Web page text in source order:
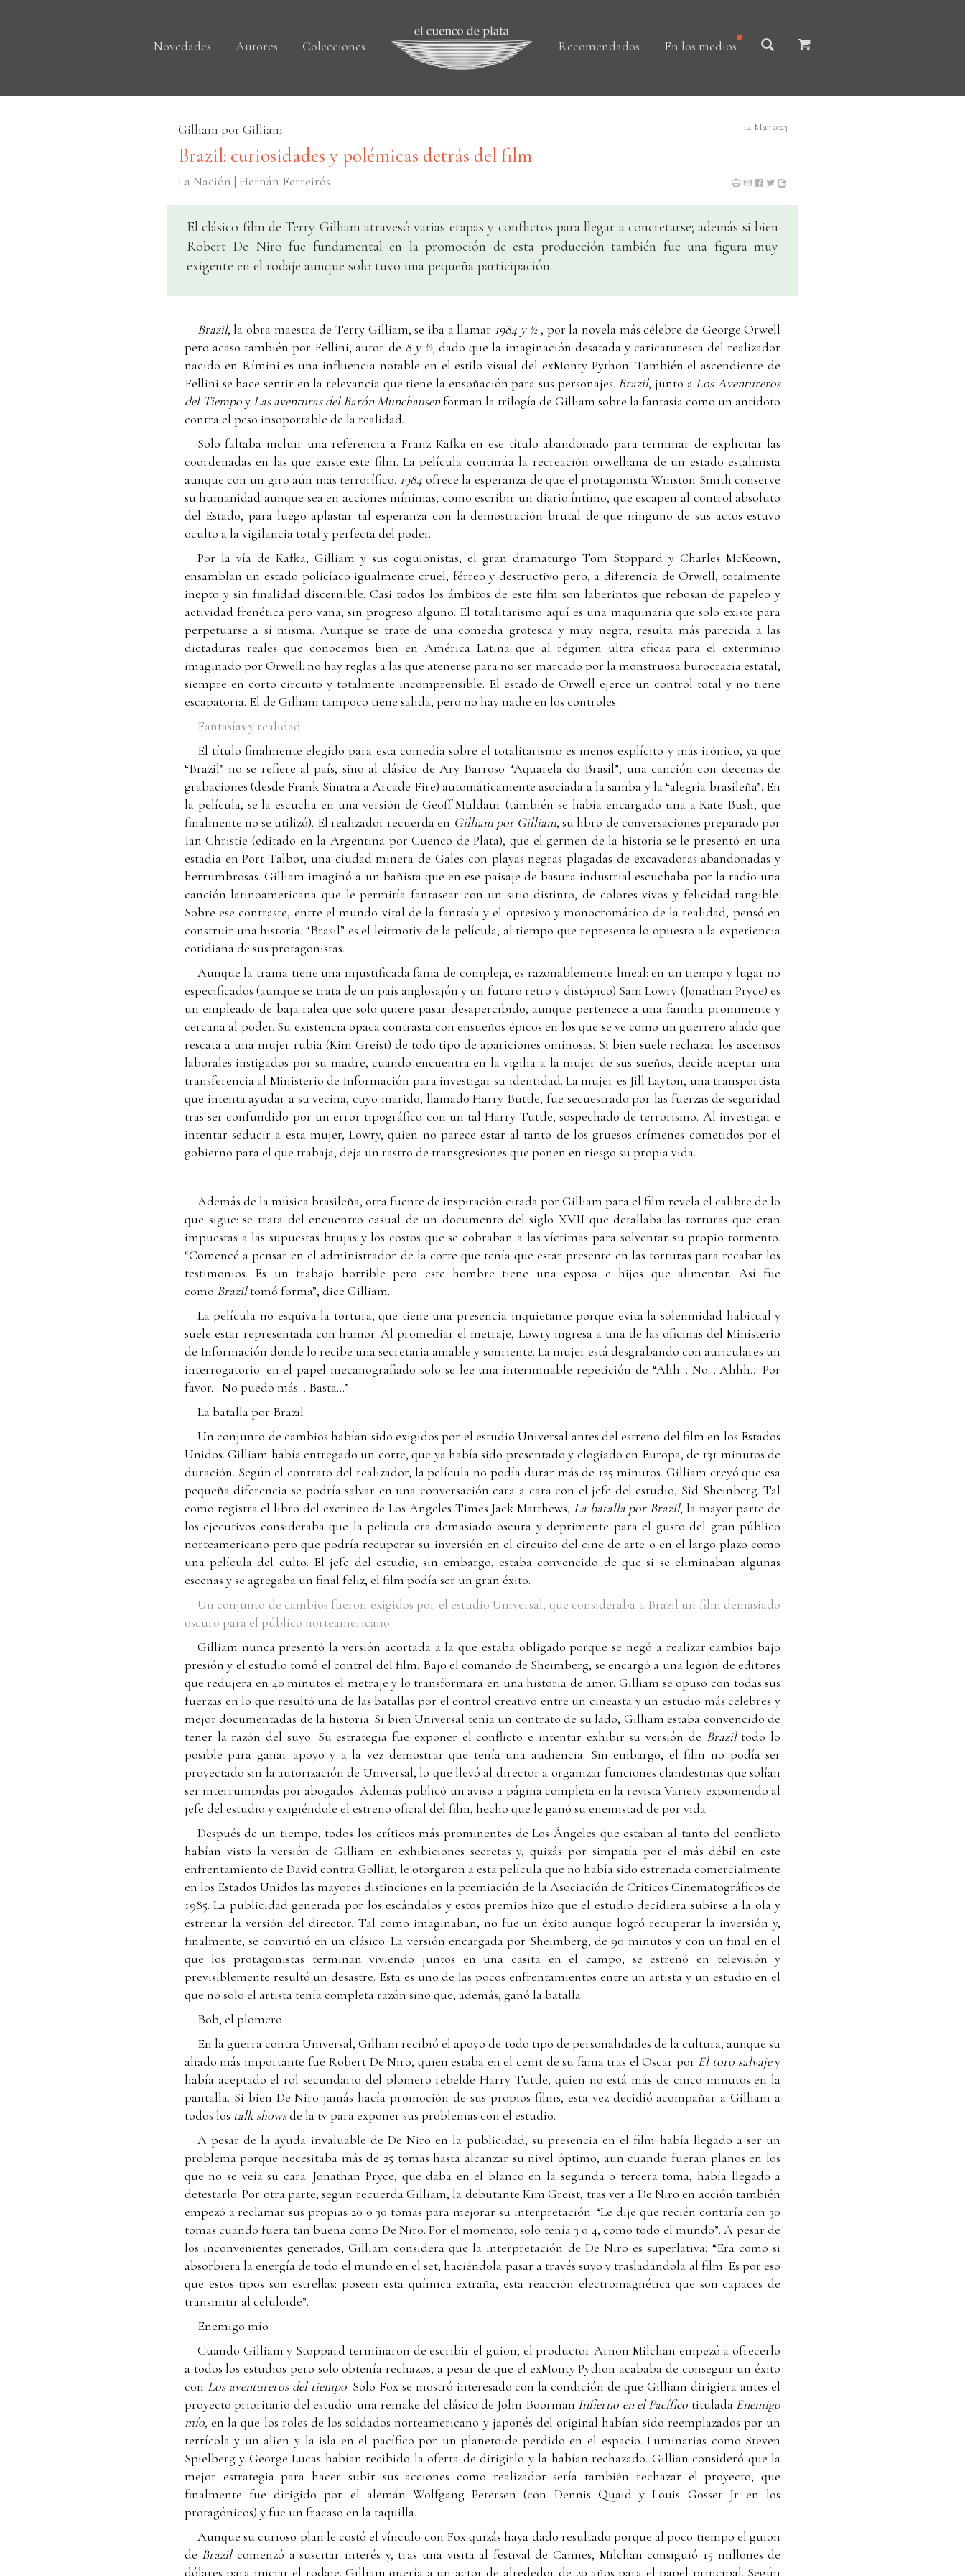
Novedades Autores Colecciones Recomendados En los medios
Gilliam por Gilliam 14 Mar 2023
Brazil: curiosidades y polémicas detrás del film
La Nación | Hernán Ferreirós
El clásico film de Terry Gilliam atravesó varias etapas y conflictos para llegar a concretarse; además si bien
Robert De Niro fue fundamental en la promoción de esta producción también fue una figura muy
exigente en el rodaje aunque solo tuvo una pequeña participación.
Brazil, la obra maestra de Terry Gilliam, se iba a llamar 1984 y ½, por la novela más célebre de George Orwell
pero acaso también por Fellini, autor de 8 y ½,dado que la imaginación desatada y caricaturesca del realizador
nacido en Rímini es una influencia notable en el estilo visual del exMonty Python. También el ascendiente de
Fellini se hace sentir en la relevancia que tiene la ensoñación para sus personajes. Brazil, junto a Los Aventureros
del Tiempoy Las aventuras del Barón Munchausenforman la trilogía de Gilliam sobre la fantasía como un antídoto
contra el peso insoportable de la realidad.
Solo faltaba incluir una referencia a Franz Kafka en ese título abandonado para terminar de explicitar las
coordenadas en las que existe este film. La película continúa la recreación orwelliana de un estado estalinista
aunque con un giro aún más terrorífico. 1984 ofrece la esperanza de que el protagonista Winston Smith conserve
su humanidad aunque sea en acciones mínimas, como escribir un diario íntimo, que escapen al control absoluto
del Estado, para luego aplastar tal esperanza con la demostración brutal de que ninguno de sus actos estuvo
oculto a la vigilancia total y perfecta del poder.
Por la vía de Kafka, Gilliam y sus coguionistas, el gran dramaturgo Tom Stoppard y Charles McKeown,
ensamblan un estado policíaco igualmente cruel, férreo y destructivo pero, a diferencia de Orwell, totalmente
inepto y sin finalidad discernible. Casi todos los ámbitos de este film son laberintos que rebosan de papeleo y
actividad frenética pero vana, sin progreso alguno. El totalitarismo aquí es una maquinaria que solo existe para
perpetuarse a sí misma. Aunque se trate de una comedia grotesca y muy negra, resulta más parecida a las
dictaduras reales que conocemos bien en América Latina que al régimen ultra eficaz para el exterminio
imaginado por Orwell: no hay reglas a las que atenerse para no ser marcado por la monstruosa burocracia estatal,
siempre en corto circuito y totalmente incomprensible. El estado de Orwell ejerce un control total y no tiene
escapatoria. El de Gilliam tampoco tiene salida, pero no hay nadie en los controles.
Fantasías y realidad
El título finalmente elegido para esta comedia sobre el totalitarismo es menos explícito y más irónico, ya que
“Brazil” no se refiere al país, sino al clásico de Ary Barroso “Aquarela do Brasil”, una canción con decenas de
grabaciones (desde Frank Sinatra a Arcade Fire) automáticamente asociada a la samba y la “alegría brasileña”. En
la película, se la escucha en una versión de Geoff Muldaur (también se había encargado una a Kate Bush, que
finalmente no se utilizó). El realizador recuerda en Gilliam por Gilliam, su libro de conversaciones preparado por
Ian Christie (editado en la Argentina por Cuenco de Plata), que el germen de la historia se le presentó en una
estadia en Port Talbot, una ciudad minera de Gales con playas negras plagadas de excavadoras abandonadas y
herrumbrosas. Gilliam imaginó a un bañista que en ese paisaje de basura industrial escuchaba por la radio una
canción latinoamericana que le permitía fantasear con un sitio distinto, de colores vivos y felicidad tangible.
Sobre ese contraste, entre el mundo vital de la fantasía y el opresivo y monocromático de la realidad, pensó en
construir una historia. “Brasil” es el leitmotiv de la película, al tiempo que representa lo opuesto a la experiencia
cotidiana de sus protagonistas.
Aunque la trama tiene una injustificada fama de compleja, es razonablemente lineal: en un tiempo y lugar no
especificados (aunque se trata de un país anglosajón y un futuro retro y distópico) Sam Lowry (Jonathan Pryce) es
un empleado de baja ralea que solo quiere pasar desapercibido, aunque pertenece a una familia prominente y
cercana al poder. Su existencia opaca contrasta con ensueños épicos en los que se ve como un guerrero alado que
rescata a una mujer rubia (Kim Greist) de todo tipo de apariciones ominosas. Si bien suele rechazar los ascensos
laborales instigados por su madre, cuando encuentra en la vigilia a la mujer de sus sueños, decide aceptar una
transferencia al Ministerio de Información para investigar su identidad. La mujer es Jill Layton, una transportista
que intenta ayudar a su vecina, cuyo marido, llamado Harry Buttle, fue secuestrado por las fuerzas de seguridad
tras ser confundido por un error tipográfico con un tal Harry Tuttle, sospechado de terrorismo. Al investigar e
intentar seducir a esta mujer, Lowry, quien no parece estar al tanto de los gruesos crímenes cometidos por el
gobierno para el que trabaja, deja un rastro de transgresiones que ponen en riesgo su propia vida.
Además de la música brasileña, otra fuente de inspiración citada por Gilliam para el film revela el calibre de lo
que sigue: se trata del encuentro casual de un documento del siglo XVII que detallaba las torturas que eran
impuestas a las supuestas brujas y los costos que se cobraban a las víctimas para solventar su propio tormento.
“Comencé a pensar en el administrador de la corte que tenía que estar presente en las torturas para recabar los
testimonios. Es un trabajo horrible pero este hombre tiene una esposa e hijos que alimentar. Así fue
como Braziltomó forma”, dice Gilliam.
La película no esquiva la tortura, que tiene una presencia inquietante porque evita la solemnidad habitual y
suele estar representada con humor. Al promediar el metraje, Lowry ingresa a una de las oficinas del Ministerio
de Información donde lo recibe una secretaria amable y sonriente. La mujer está desgrabando con auriculares un
interrogatorio: en el papel mecanografiado solo se lee una interminable repetición de “Ahh... No... Ahhh... Por
favor... No puedo más... Basta...”
La batalla por Brazil
Un conjunto de cambios habían sido exigidos por el estudio Universal antes del estreno del film en los Estados
Unidos. Gilliam había entregado un corte, que ya había sido presentado y elogiado en Europa, de 131 minutos de
duración. Según el contrato del realizador, la película no podía durar más de 125 minutos. Gilliam creyó que esa
pequeña diferencia se podría salvar en una conversación cara a cara con el jefe del estudio, Sid Sheinberg. Tal
como registra el libro del excrítico de Los Angeles Times Jack Matthews, La batalla por Brazil, la mayor parte de
los ejecutivos consideraba que la película era demasiado oscura y deprimente para el gusto del gran público
norteamericano pero que podría recuperar su inversión en el circuito del cine de arte o en el largo plazo como
una película del culto. El jefe del estudio, sin embargo, estaba convencido de que si se eliminaban algunas
escenas y se agregaba un final feliz, el film podía ser un gran éxito.
Un conjunto de cambios fueron exigidos por el estudio Universal, que consideraba a Brazil un film demasiado
oscuro para el público norteamericano
Gilliam nunca presentó la versión acortada a la que estaba obligado porque se negó a realizar cambios bajo
presión y el estudio tomó el control del film. Bajo el comando de Sheimberg, se encargó a una legión de editores
que redujera en 40 minutos el metraje y lo transformara en una historia de amor. Gilliam se opuso con todas sus
fuerzas en lo que resultó una de las batallas por el control creativo entre un cineasta y un estudio más celebres y
mejor documentadas de la historia. Si bien Universal tenía un contrato de su lado, Gilliam estaba convencido de
tener la razón del suyo. Su estrategia fue exponer el conflicto e intentar exhibir su versión de Braziltodo lo
posible para ganar apoyo y a la vez demostrar que tenía una audiencia. Sin embargo, el film no podía ser
proyectado sin la autorización de Universal, lo que llevó al director a organizar funciones clandestinas que solían
ser interrumpidas por abogados. Además publicó un aviso a página completa en la revista Variety exponiendo al
jefe del estudio y exigiéndole el estreno oficial del film, hecho que le ganó su enemistad de por vida.
Después de un tiempo, todos los críticos más prominentes de Los Ángeles que estaban al tanto del conflicto
habían visto la versión de Gilliam en exhibiciones secretas y, quizás por simpatía por el más débil en este
enfrentamiento de David contra Golliat, le otorgaron a esta película que no había sido estrenada comercialmente
en los Estados Unidos las mayores distinciones en la premiación de la Asociación de Críticos Cinematográficos de
1985. La publicidad generada por los escándalos y estos premios hizo que el estudio decidiera subirse a la ola y
estrenar la versión del director. Tal como imaginaban, no fue un éxito aunque logró recuperar la inversión y,
finalmente, se convirtió en un clásico. La versión encargada por Sheimberg, de 90 minutos y con un final en el
que los protagonistas terminan viviendo juntos en una casita en el campo, se estrenó en televisión y
previsiblemente resultó un desastre. Esta es uno de las pocos enfrentamientos entre un artista y un estudio en el
que no solo el artista tenía completa razón sino que, además, ganó la batalla.
Bob, el plomero
En la guerra contra Universal, Gilliam recibió el apoyo de todo tipo de personalidades de la cultura, aunque su
aliado más importante fue Robert De Niro, quien estaba en el cenit de su fama tras el Oscar por El toro salvajey
había aceptado el rol secundario del plomero rebelde Harry Tuttle, quien no está más de cinco minutos en la
pantalla. Si bien De Niro jamás hacía promoción de sus propios films, esta vez decidió acompañar a Gilliam a
todos los talk showsde la tv para exponer sus problemas con el estudio.
A pesar de la ayuda invaluable de De Niro en la publicidad, su presencia en el film había llegado a ser un
problema porque necesitaba más de 25 tomas hasta alcanzar su nivel óptimo, aun cuando fueran planos en los
que no se veía su cara. Jonathan Pryce, que daba en el blanco en la segunda o tercera toma, había llegado a
detestarlo. Por otra parte, según recuerda Gilliam, la debutante Kim Greist, tras ver a De Niro en acción también
empezó a reclamar sus propias 20 o 30 tomas para mejorar su interpretación. “Le dije que recién contaría con 30
tomas cuando fuera tan buena como De Niro. Por el momento, solo tenía 3 o 4, como todo el mundo”. A pesar de
los inconvenientes generados, Gilliam considera que la interpretación de De Niro es superlativa: “Era como si
absorbiera la energía de todo el mundo en el set, haciéndola pasar a través suyo y trasladándola al film. Es por eso
que estos tipos son estrellas: poseen esta química extraña, esta reacción electromagnética que son capaces de
transmitir al celuloide”.
Enemigo mío
Cuando Gilliam y Stoppard terminaron de escribir el guion, el productor Arnon Milchan empezó a ofrecerlo
a todos los estudios pero solo obtenía rechazos, a pesar de que el exMonty Python acababa de conseguir un éxito
con Los aventureros del tiempo. Solo Fox se mostró interesado con la condición de que Gilliam dirigiera antes el
proyecto prioritario del estudio: una remake del clásico de John Boorman Infierno en el Pacífico titulada Enemigo
mío,en la que los roles de los soldados norteamericano y japonés del original habían sido reemplazados por un
terrícola y un alien y la isla en el pacífico por un planetoide perdido en el espacio. Luminarias como Steven
Spielberg y George Lucas habían recibido la oferta de dirigirlo y la habían rechazado. Gillian consideró que la
mejor estrategia para hacer subir sus acciones como realizador sería también rechazar el proyecto, que
finalmente fue dirigido por el alemán Wolfgang Petersen (con Dennis Quaid y Louis Gosset Jr en los
protagónicos) y fue un fracaso en la taquilla.
Aunque su curioso plan le costó el vínculo con Fox quizás haya dado resultado porque al poco tiempo el guion
de Brazilcomenzó a suscitar interés y, tras una visita al festival de Cannes, Milchan consiguió 15 millones de
dólares para iniciar el rodaje. Gilliam quería a un actor de alrededor de 20 años para el papel principal. Según